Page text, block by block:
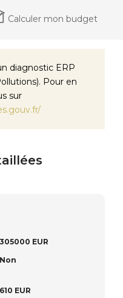
Calculer mon budget
diagnostic ERP
Pour en
sur
305000 EUR
Non
610 EUR